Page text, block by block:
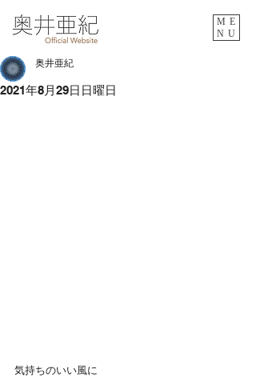
ME
NU
2021年8月29日日曜日
奥井亜紀
気持ちのいい風に